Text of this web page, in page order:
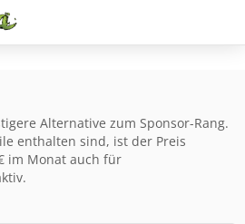
Alternative zum Sponsor-Rang.
enthalten sind, ist der Preis
im Monat auch für